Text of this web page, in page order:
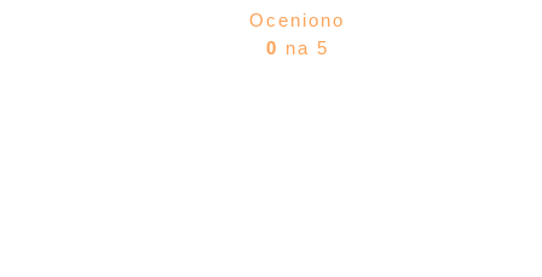
Oceniono
0 na 5